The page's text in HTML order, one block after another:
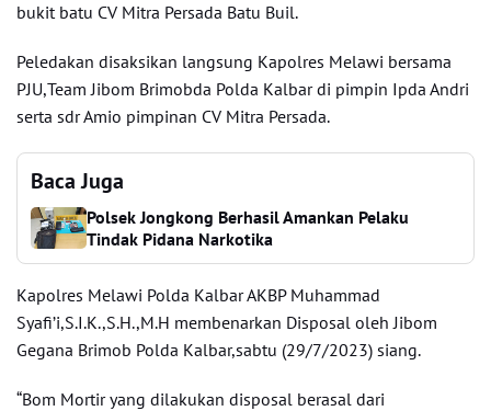
bukit batu CV Mitra Persada Batu Buil.
Peledakan disaksikan langsung Kapolres Melawi bersama
PJU,Team Jibom Brimobda Polda Kalbar di pimpin Ipda Andri
serta sdr Amio pimpinan CV Mitra Persada.
Baca Juga
Polsek Jongkong Berhasil Amankan Pelaku
Tindak Pidana Narkotika
Kapolres Melawi Polda Kalbar AKBP Muhammad
Syafi’i,S.I.K.,S.H.,M.H membenarkan Disposal oleh Jibom
Gegana Brimob Polda Kalbar,sabtu (29/7/2023) siang.
“Bom Mortir yang dilakukan disposal berasal dari